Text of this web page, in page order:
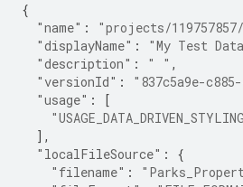
{
"name" :
"projects/
"displayName" : "My Test
"description" : " " ,
"versionId" :
"837c5a9e-
"usage" :
[
],
"localFileSource" :
{
"filename" :